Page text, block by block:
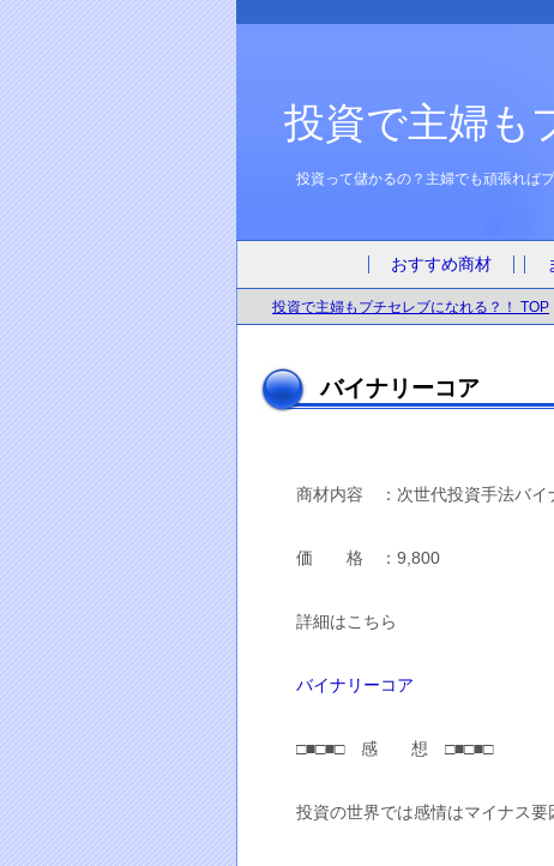
投資で主婦も
投資って儲かるの？主婦でも頑張れば
おすすめ商材
投資で主婦もプチセレブになれる？！ TOP
バイナリーコア
商材内容 ：次世代投資手法バイ
価 格 ：9,800
詳細はこちら
バイナリーコア
□■□■□ 感 想 □■□■□
投資の世界では感情はマイナス要